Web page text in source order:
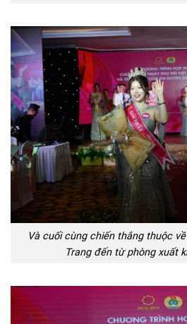
Và cuối cùng chiến thắng thuộc
Trang đến từ phòng xuất